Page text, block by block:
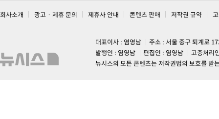
회사소개 광고 · 제휴 문의 제휴사 안내 콘텐츠 판매 저작권 규약
대표이사 : 염영남
주소 : 서울 중구 퇴계로
발행인 : 염영남
편집인 : 염영남
고충처리
뉴시스의 모든 콘텐츠는 저작권법의 보호를